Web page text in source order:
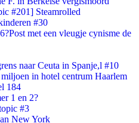
#201] Steamrolled
#30
met een vleugje cynisme de
naar Ceuta in Spanje,l #10
in hotel centrum Haarlem
184
1 en 2?
#3
New York